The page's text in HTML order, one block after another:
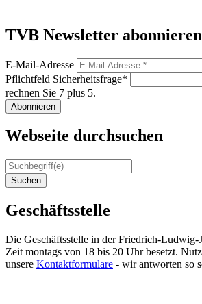
TVB Newsletter abonnieren
E-Mail-Adresse
Pflichtfeld Sicherheitsfrage*
rechnen Sie 7 plus 5.
Abonnieren
Webseite durchsuchen
Suchen
Geschäftsstelle
Die Geschäftsstelle in der Friedrich-Ludwig-
Zeit montags von 18 bis 20 Uhr besetzt.
unsere Kontaktformulare - wir antworten so